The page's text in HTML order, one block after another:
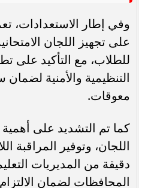
وفي إطار الاستعدادات،
على تجهيز اللجان
للطلاب، مع التأكيد على
التنظيمية والأمنية
معوقات.
كما تم التشديد على
اللجان، وتوفير المراقبة
دقيقة من المديريات
المحافظات لضمان